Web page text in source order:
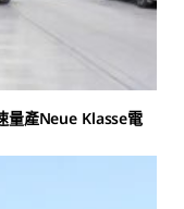
量產Neue Klasse電